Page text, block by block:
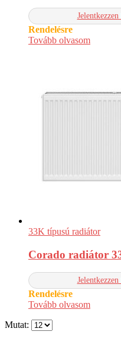
Rendelésre
Tovább olvasom
33K típusú radiátor
Corado radiátor
Rendelésre
Tovább olvasom
Mutat: